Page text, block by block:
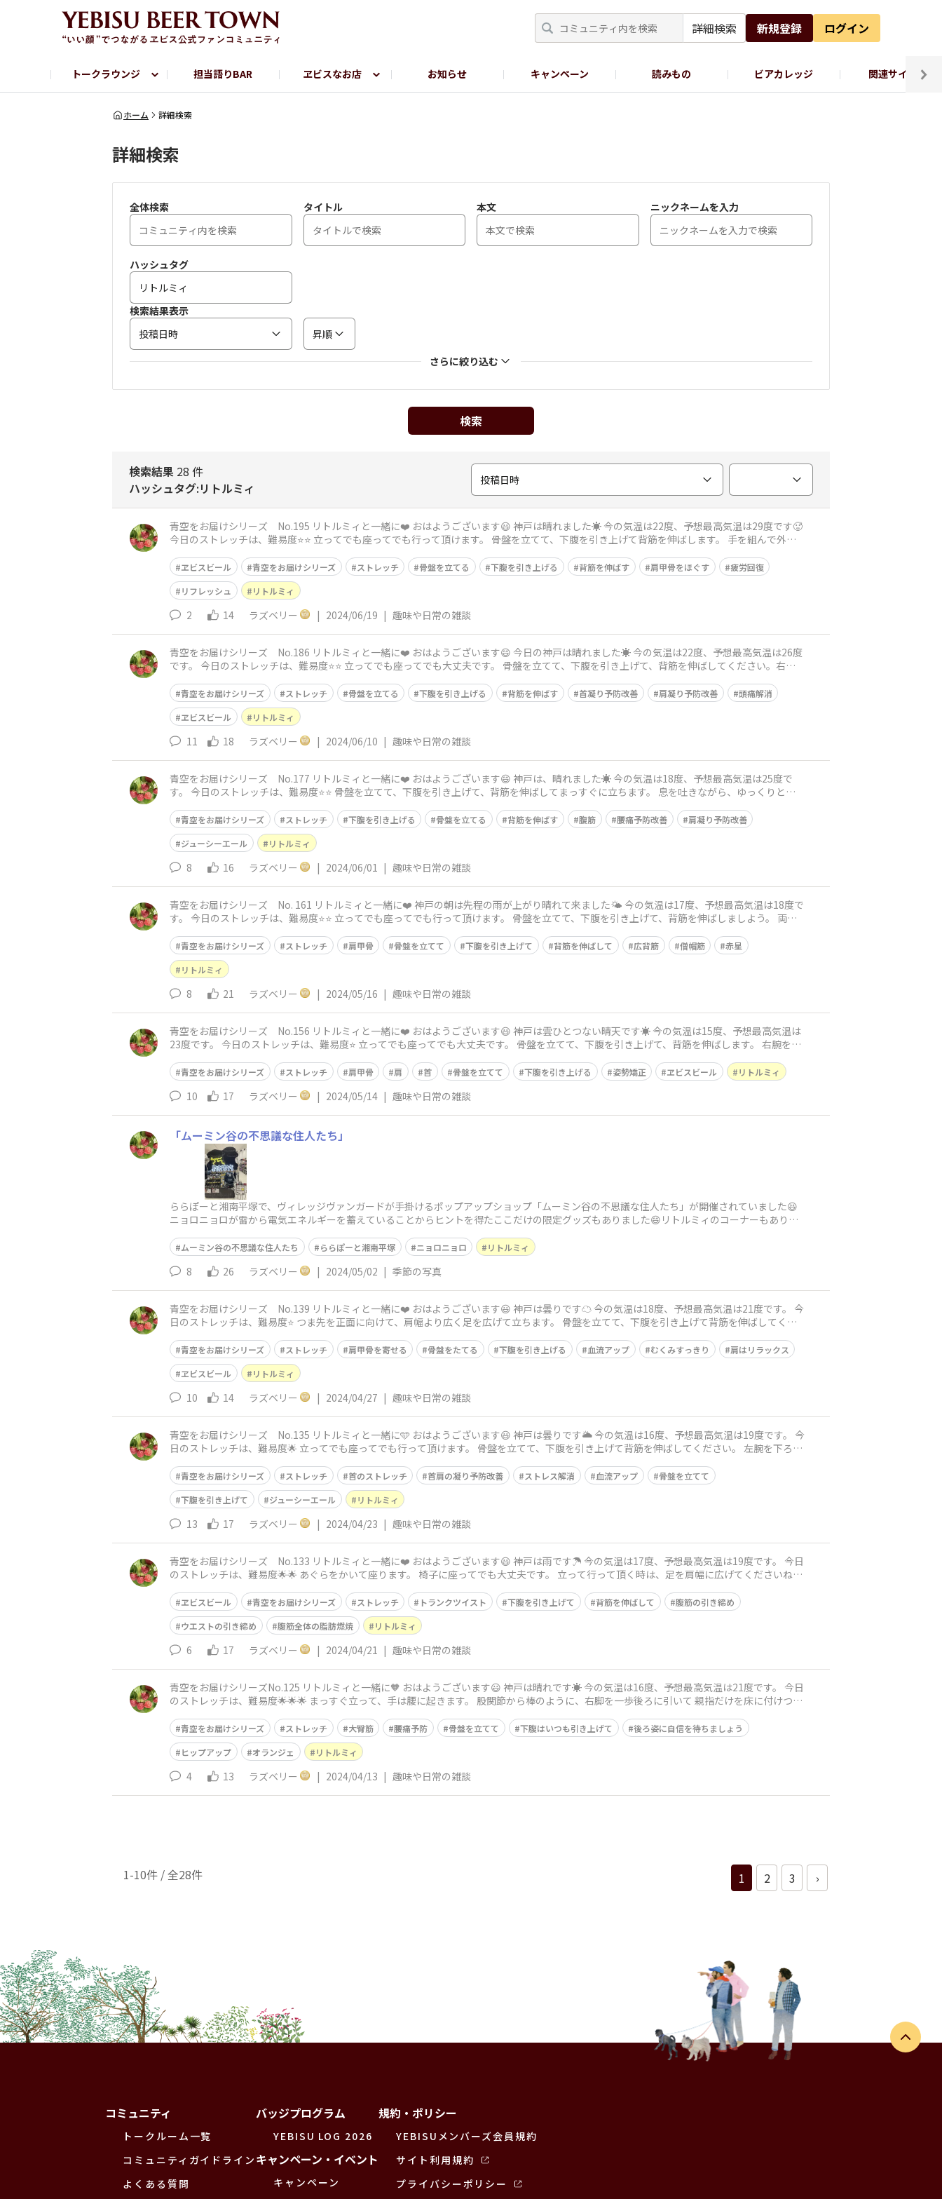
詳細検索 新規登録 ログイン
トークラウンジ
フリートーク
担当語りBAR ヱビスなお店
ヱビス提供店情報
お知らせ キャンペーン 読みもの ビアカレッジ 関連サイト
ヱビスブランドサイト
サッポロビール公式Instagram
ホーム 詳細検索
詳細検索
全体検索 タイトル 本文 ニックネームを入力
ハッシュタグ
検索結果表示
投稿日時
昇順
さらに絞り込む
検索
検索結果 28 件
ハッシュタグ:リトルミィ
投稿日時
青空をお届けシリーズ No.195 リトルミィと一緒に❤️ おはようございます😃 神戸は晴れました☀️ 今の気温は22度、予想最高気温は29度です🥵
今日のストレッチは、難易度⭐️⭐️ 立ってでも座ってでも行って頂けます。 骨盤を立てて、下腹を引き上げて背筋を伸ばします。 手を組んで外に
ヱビスビール 青空をお届けシリーズ ストレッチ 骨盤を立てる 下腹を引き上げる 背筋を伸ばす 肩甲骨をほぐす
疲労回復
リフレッシュ
リトルミィ
2 14 ラズベリー | 2024/06/19 | 趣味や日常の雑談
青空をお届けシリーズ No.186 リトルミィと一緒に❤️ おはようございます😄 今日の神戸は晴れました☀️ 今の気温は22度、予想最高気温は26度
です。 今日のストレッチは、難易度⭐️⭐️ 立ってでも座ってでも大丈夫です。 骨盤を立てて、下腹を引き上げて、背筋を伸ばしてください。右腕
青空をお届けシリーズ ストレッチ 骨盤を立てる 下腹を引き上げる 背筋を伸ばす 首凝り予防改善 肩凝り予防改善
頭痛解消
ヱビスビール
リトルミィ
11 18 ラズベリー | 2024/06/10 | 趣味や日常の雑談
青空をお届けシリーズ No.177 リトルミィと一緒に❤️ おはようございます😄 神戸は、晴れました☀️ 今の気温は18度、予想最高気温は25度で
す。 今日のストレッチは、難易度⭐️⭐️ 骨盤を立てて、下腹を引き上げて、背筋を伸ばしてまっすぐに立ちます。 息を吐きながら、ゆっくりと腹
青空をお届けシリーズ ストレッチ 下腹を引き上げる 骨盤を立てる 背筋を伸ばす 腹筋 腰痛予防改善
肩凝り予防改善
ジューシーエール
リトルミィ
8 16 ラズベリー | 2024/06/01 | 趣味や日常の雑談
青空をお届けシリーズ No. 161 リトルミィと一緒に❤️ 神戸の朝は先程の雨が上がり晴れて来ました🌤️ 今の気温は17度、予想最高気温は18度で
す。 今日のストレッチは、難易度⭐️⭐️ 立ってでも座ってでも行って頂けます。 骨盤を立てて、下腹を引き上げて、背筋を伸ばしましよう。 両手
青空をお届けシリーズ ストレッチ 肩甲骨 骨盤を立てて 下腹を引き上げて 背筋を伸ばして 広背筋 僧帽筋
赤星
リトルミィ
8 21 ラズベリー | 2024/05/16 | 趣味や日常の雑談
青空をお届けシリーズ No.156 リトルミィと一緒に❤️ おはようございます😃 神戸は雲ひとつない晴天です☀️ 今の気温は15度、予想最高気温は
23度です。 今日のストレッチは、難易度⭐️ 立ってでも座ってでも大丈夫です。 骨盤を立てて、下腹を引き上げて、背筋を伸ばします。 右腕をま
青空をお届けシリーズ ストレッチ 肩甲骨 肩 首 骨盤を立てて 下腹を引き上げる 姿勢矯正 ヱビスビール リトルミィ
10 17 ラズベリー | 2024/05/14 | 趣味や日常の雑談
「ムーミン谷の不思議な住人たち」
ららぽーと湘南平塚で、ヴィレッジヴァンガードが手掛けるポップアップショップ「ムーミン谷の不思議な住人たち」が開催されていました😆
ニョロニョロが雷から電気エネルギーを蓄えていることからヒントを得たここだけの限定グッズもありました😄リトルミィのコーナーもありま
ムーミン谷の不思議な住人たち ららぽーと湘南平塚 ニョロニョロ リトルミィ
8 26 ラズベリー | 2024/05/02 | 季節の写真
青空をお届けシリーズ No.139 リトルミィと一緒に❤️ おはようございます😃 神戸は曇りです☁️ 今の気温は18度、予想最高気温は21度です。 今
日のストレッチは、難易度⭐️ つま先を正面に向けて、肩幅より広く足を広げて立ちます。 骨盤を立てて、下腹を引き上げて背筋を伸ばしてくだ
青空をお届けシリーズ ストレッチ 肩甲骨を寄せる 骨盤をたてる 下腹を引き上げる 血流アップ むくみすっきり
肩はリラックス
ヱビスビール
リトルミィ
10 14 ラズベリー | 2024/04/27 | 趣味や日常の雑談
青空をお届けシリーズ No.135 リトルミィと一緒に🩵 おはようございます😃 神戸は曇りです🌥️ 今の気温は16度、予想最高気温は19度です。 今
日のストレッチは、難易度🌟 立ってでも座ってでも行って頂けます。 骨盤を立てて、下腹を引き上げて背筋を伸ばしてください。 左腕を下ろし
青空をお届けシリーズ ストレッチ 首のストレッチ 首肩の凝り予防改善 ストレス解消 血流アップ
骨盤を立てて
下腹を引き上げて
ジューシーエール リトルミィ
13 17 ラズベリー | 2024/04/23 | 趣味や日常の雑談
青空をお届けシリーズ No.133 リトルミィと一緒に❤️ おはようございます😃 神戸は雨です☂️ 今の気温は17度、予想最高気温は19度です。 今日
のストレッチは、難易度🌟🌟 あぐらをかいて座ります。 椅子に座ってでも大丈夫です。 立って行って頂く時は、足を肩幅に広げてくださいね。
ヱビスビール 青空をお届けシリーズ ストレッチ トランクツイスト 下腹を引き上げて 背筋を伸ばして
腹筋の引き締め
ウエストの引き締め
腹筋全体の脂肪燃焼 リトルミィ
6 17 ラズベリー | 2024/04/21 | 趣味や日常の雑談
青空をお届けシリーズNo.125 リトルミィと一緒に🧡 おはようございます😃 神戸は晴れです☀️ 今の気温は16度、予想最高気温は21度です。 今日
のストレッチは、難易度🌟🌟🌟 まっすぐ立って、手は腰に起きます。 股関節から棒のように、右脚を一歩後ろに引いて 親指だけを床に付けつま
青空をお届けシリーズ ストレッチ 大臀筋 腰痛予防 骨盤を立てて 下腹はいつも引き上げて
後ろ姿に自信を待ちましょう
ヒップアップ
オランジェ リトルミィ
4 13 ラズベリー | 2024/04/13 | 趣味や日常の雑談
1-10件 / 全28件 1 2 3 ›
コミュニティ
トークルーム一覧
コミュニティガイドライン
よくある質問
バッジプログラム
YEBISU LOG 2026
キャンペーン・イベント
キャンペーン
規約・ポリシー
YEBISUメンバーズ会員規約
サイト利用規約
プライバシーポリシー